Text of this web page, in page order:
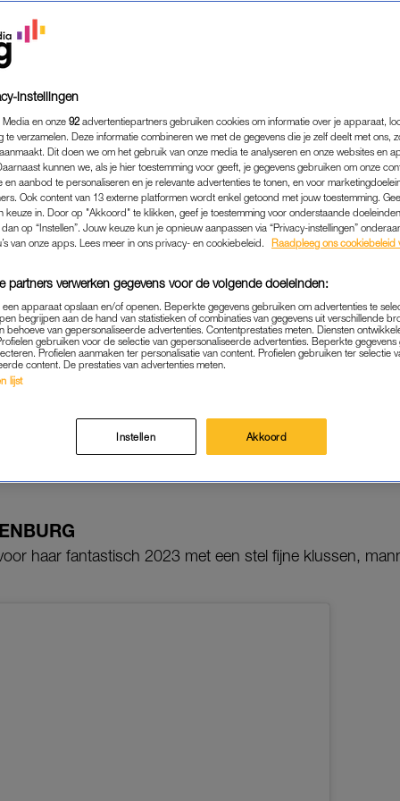
TOT SUZAN
BLIKKEN TERUG OP
31-12-2023 | ELLEN HENSBERGEN
social media? Je ziet het in de social rubriek
fijn dat je erover kunt meepraten.
– hoe kan het ook anders – vol terugblikken op
haar fantastisch 2023 met een stel fijne klussen,
instellingen
en onze 92 advertentiepartners gebruiken cookies om informatie over je apparaat,
te verzamelen. Deze informatie combineren we met de gegevens die je zelf deelt met ons,
Dit doen we om het gebruik van onze media te analyseren en onze websites en
kunnen we, als je hier toestemming voor geeft, je gegevens gebruiken om onze
en aanbod te personaliseren en je relevante advertenties te tonen, en voor
Ook content van 13 externe platformen wordt enkel getoond met jouw toestemming.
keuze in. Door op "Akkoord" te klikken, geef je toestemming voor onderstaande
op “Instellen”. Jouw keuze kun je opnieuw aanpassen via “Privacy-instellingen”
van onze apps. Lees meer in ons privacy- en cookiebeleid.
Raadpleeg ons cookiebeleid
partners verwerken gegevens voor de volgende doeleinden:
apparaat opslaan en/of openen. Beperkte gegevens gebruiken om advertenties te
begrijpen aan de hand van statistieken of combinaties van gegevens uit verschillende
behoeve van gepersonaliseerde advertenties. Contentprestaties meten. Diensten
gebruiken voor de selectie van gepersonaliseerde advertenties. Beperkte
Profielen aanmaken ter personalisatie van content. Profielen gebruiken ter selectie
content. De prestaties van advertenties meten.
lijst
Instellen Akkoord